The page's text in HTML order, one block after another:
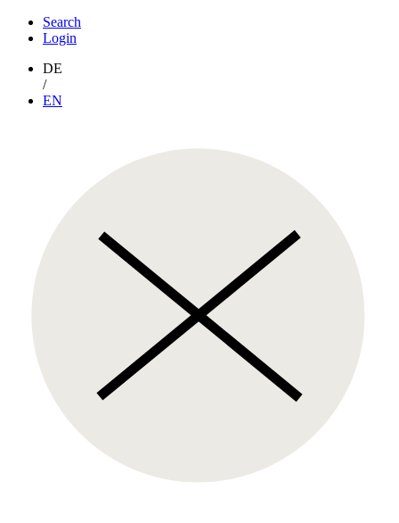
Search
Login
DE
/
EN